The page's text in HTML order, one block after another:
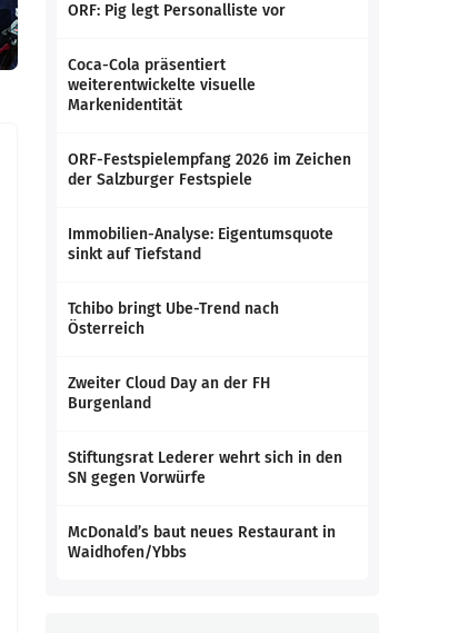
ORF: Pig legt Personalliste vor
Coca-Cola präsentiert
weiterentwickelte visuelle
Markenidentität
ORF-Festspielempfang 2026 im Zeichen
der Salzburger Festspiele
Immobilien-Analyse: Eigentumsquote
sinkt auf Tiefstand
Tchibo bringt Ube-Trend nach
Österreich
Zweiter Cloud Day an der FH
Burgenland
Stiftungsrat Lederer wehrt sich in den
SN gegen Vorwürfe
McDonald’s baut neues Restaurant in
Waidhofen/Ybbs